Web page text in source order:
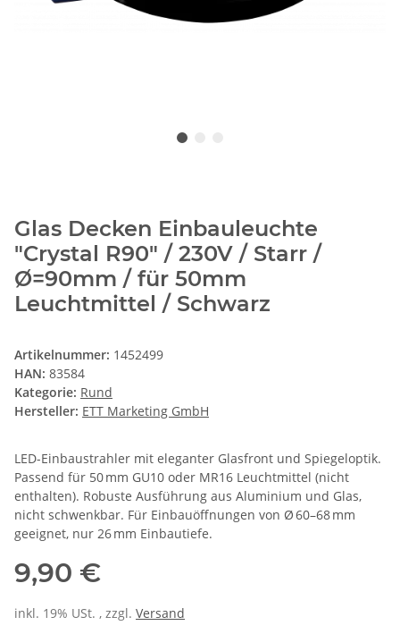
Glas Decken Einbauleuchte
"Crystal R90" / 230V / Starr /
Ø=90mm / für 50mm
Leuchtmittel / Schwarz
Artikelnummer: 1452499
HAN: 83584
Kategorie: Rund
Hersteller: ETT Marketing GmbH
LED-Einbaustrahler mit eleganter Glasfront und Spiegeloptik.
Passend für 50 mm GU10 oder MR16 Leuchtmittel (nicht
enthalten). Robuste Ausführung aus Aluminium und Glas,
nicht schwenkbar. Für Einbauöffnungen von Ø 60–68 mm
geeignet, nur 26 mm Einbautiefe.
9,90 €
inkl. 19% USt. , zzgl. Versand